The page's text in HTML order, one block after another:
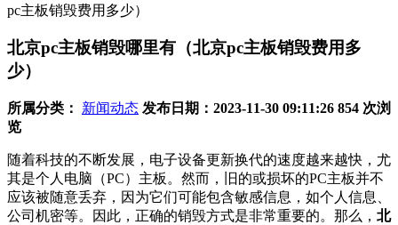
pc主板销毁费用多少）
北京pc主板销毁哪里有（北京pc主板销毁费用多
少）
所属分类： 新闻动态 发布日期：2023-11-30 09:11:26 854 次浏
览
随着科技的不断发展，电子设备更新换代的速度越来越快，尤
其是个人电脑（PC）主板。然而，旧的或损坏的PC主板并不
应该被随意丢弃，因为它们可能包含敏感信息，如个人信息、
公司机密等。因此，正确的销毁方式是非常重要的。那么， 北